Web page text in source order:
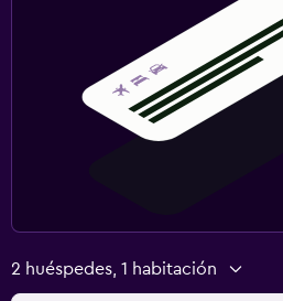
2 huéspedes, 1 habitación